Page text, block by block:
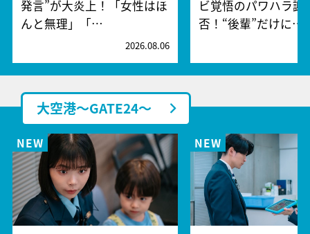
発言”が大炎上！「女性はほ
んと無理」「…
2026.08.06
ビ覚悟のパワハラ謝
否！“後輩”だけに…
大空港～GATE24～